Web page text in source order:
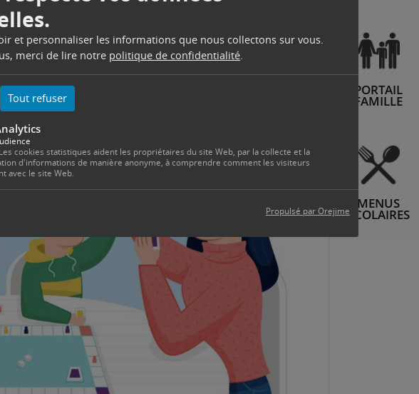
et personnaliser les informations que nous collectons sur vous.
merci de lire notre politique de confidentialité.
Tout refuser
cookies statistiques aident les propriétaires du site Web, par la collecte et la
d'informations de manière anonyme, à comprendre comment les visiteurs
avec le site Web.
Propulsé par Orejime
des jeux de société en famille ou entre amis le
PORTAIL
FAMILLE
MENUS
SCOLAIRES